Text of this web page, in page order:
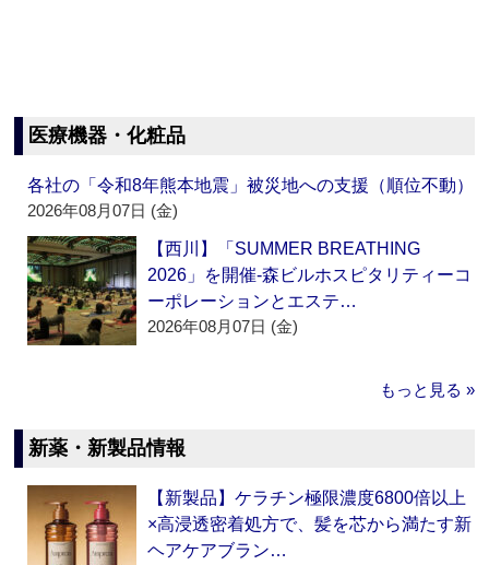
医療機器・化粧品
各社の「令和8年熊本地震」被災地への支援（順位不動）
2026年08月07日 (金)
【西川】「SUMMER BREATHING
2026」を開催‐森ビルホスピタリティーコ
ーポレーションとエステ…
2026年08月07日 (金)
もっと見る »
新薬・新製品情報
【新製品】ケラチン極限濃度6800倍以上
×高浸透密着処方で、髪を芯から満たす新
ヘアケアブラン…